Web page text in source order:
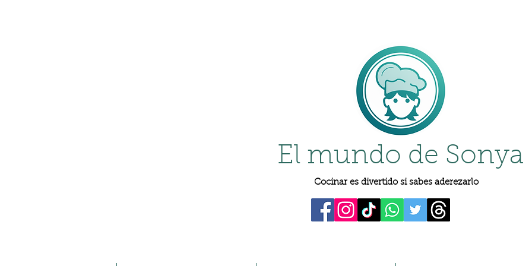
El mundo de Sonya
Cocinar es divertido si sabes aderezarlo